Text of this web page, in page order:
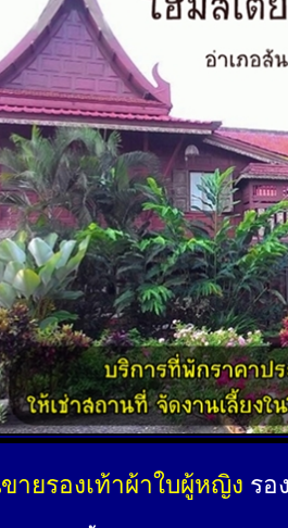
ายรองเท้าผ้าใบผู้หญิง รอ